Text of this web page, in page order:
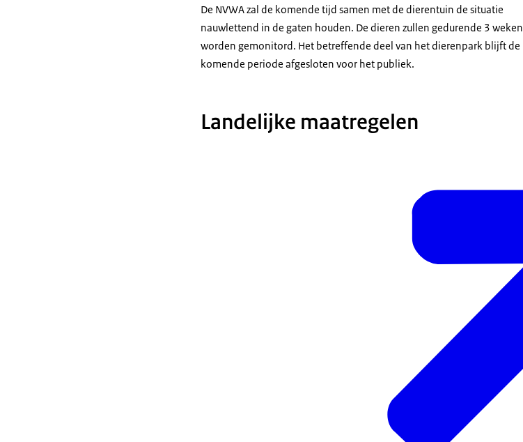
De NVWA zal de komende tijd samen met de dierentuin de situatie
nauwlettend in de gaten houden. De dieren zullen gedurende 3 weken
worden gemonitord. Het betreffende deel van het dierenpark blijft de
komende periode afgesloten voor het publiek.
Landelijke maatregelen